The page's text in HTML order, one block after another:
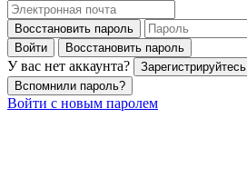
Восстановить пароль
Войти
Восстановить пароль
У вас нет аккаунта?
Зарегистрируйтесь
Вспомнили пароль?
Войти с новым паролем